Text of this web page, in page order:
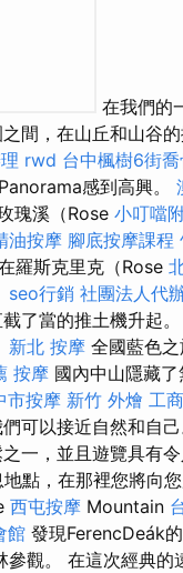
在我們的
間，在山丘和山谷的
rwd 台中楓樹6街喬
感到高興。
瑰溪（Rose 小叮噹
油按摩 腳底按摩課程
羅斯克里克（Rose
seo行銷 社團法人代
了當的推土機升起
新北 按摩 全國藍色
按摩 國內中山隱藏
市按摩 新竹 外燴 工
可以接近自然和自己
一，並且遊覽具有
點，在那裡您將向
西屯按摩 Mountain
館 發現FerencDeák
觀。 在這次經典的